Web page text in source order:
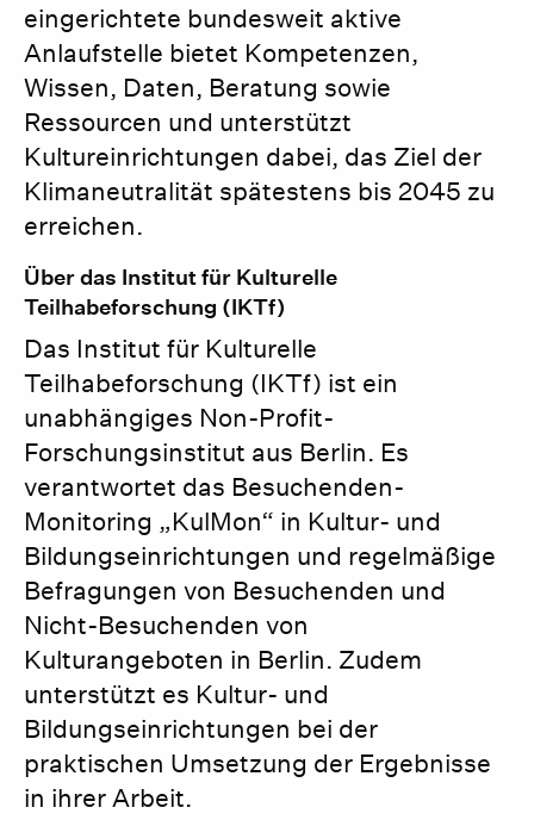
eingerichtete bundesweit aktive
Anlaufstelle bietet Kompetenzen,
Wissen, Daten, Beratung sowie
Ressourcen und unterstützt
Kultureinrichtungen dabei, das Ziel der
Klimaneutralität spätestens bis 2045 zu
erreichen.
Über das Institut für Kulturelle
Teilhabeforschung (IKTf)
Das Institut für Kulturelle
Teilhabeforschung (IKTf) ist ein
unabhängiges Non-Profit-
Forschungsinstitut aus Berlin. Es
verantwortet das Besuchenden-
Monitoring „KulMon“ in Kultur- und
Bildungseinrichtungen und regelmäßige
Befragungen von Besuchenden und
Nicht-Besuchenden von
Kulturangeboten in Berlin. Zudem
unterstützt es Kultur- und
Bildungseinrichtungen bei der
praktischen Umsetzung der Ergebnisse
in ihrer Arbeit.